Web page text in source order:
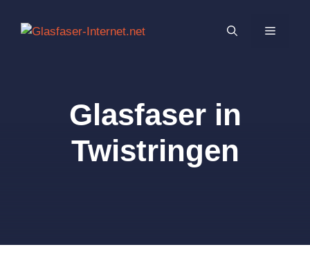
Inhalt
MENÜ
Glasfaser in
Twistringen